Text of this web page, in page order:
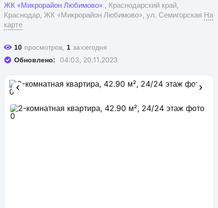
ЖК «Микрорайон Любимово» , Краснодарский край,
Краснодар, ЖК «Микрорайон Любимово», ул. Семигорская На
карте
10 просмотров, 1 за сегодня
Обновлено: 04:03, 20.11.2023